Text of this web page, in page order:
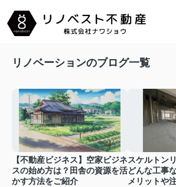
リノベーションのブログ一覧
【不動産ビジネス】空家ビジネ
スの始め方は？田舎の資源を活
かす方法をご紹介
スケルトン
どんな工事
メリットや